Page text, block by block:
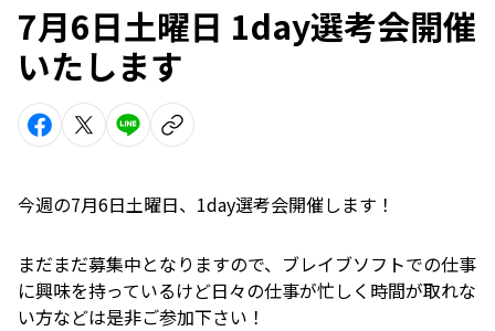
7月6日土曜日 1day選考会開催
いたします
今週の7月6日土曜日、1day選考会開催します！
まだまだ募集中となりますので、ブレイブソフトでの仕事
に興味を持っているけど日々の仕事が忙しく時間が取れな
い方などは是非ご参加下さい！